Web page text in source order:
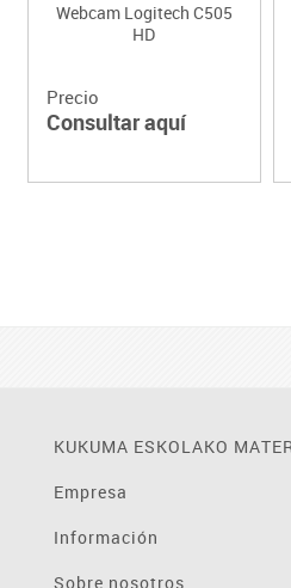
Webcam Logitech C505
HD
Precio
Consultar aquí
KUKUMA ESKOLAKO
Empresa
Información
Sobre nosotros